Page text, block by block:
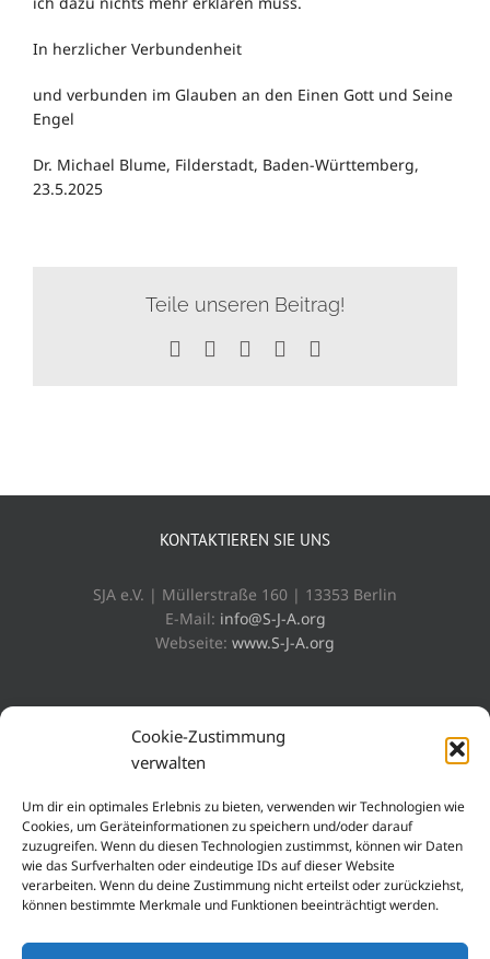
Cookie-Zustimmung
verwalten
Um dir ein optimales Erlebnis zu bieten, verwenden wir Technologien wie
Cookies, um Geräteinformationen zu speichern und/oder darauf
zuzugreifen. Wenn du diesen Technologien zustimmst, können wir Daten
wie das Surfverhalten oder eindeutige IDs auf dieser Website
verarbeiten. Wenn du deine Zustimmung nicht erteilst oder zurückziehst,
können bestimmte Merkmale und Funktionen beeinträchtigt werden.
In herzlicher Verbundenheit
und verbunden im Glauben an den Einen Gott und Seine
Engel
Dr. Michael Blume, Filderstadt, Baden-Württemberg,
23.5.2025
Teile unseren Beitrag!
Facebook WhatsApp
Tumblr
KONTAKTIEREN SIE UNS
SJA e.V. | Müllerstraße 160 | 13353 Berlin
E-Mail: info@S-J-A.org
Webseite: www.S-J-A.org
Die SJA e.V. ist ein religiöser, kultureller, sozialer und
parteipolitisch unabhängiger Verein, der sich für die
Erhaltung & Anpassung der jesidischen Religion und
Kultur mit dem modernen Weltfortschritt einsetzt.